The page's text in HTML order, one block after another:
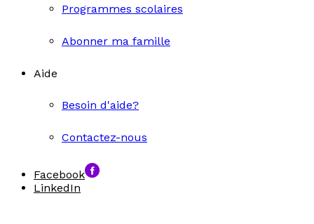
Programmes scolaires
Abonner ma famille
Aide
Besoin d'aide?
Contactez-nous
Facebook
LinkedIn